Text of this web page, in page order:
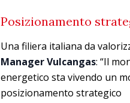
Posizionamento
Una filiera italiana da
Manager Vulcangas: “Il
energetico sta vivendo un
posizionamento strategico